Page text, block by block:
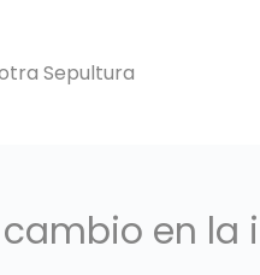
Sepultura
en